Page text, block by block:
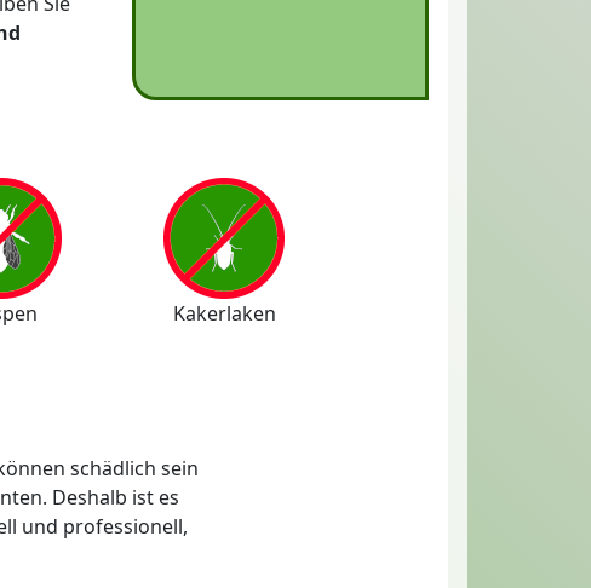
Kakerlaken
schädlich sein
Deshalb ist es
und professionell,